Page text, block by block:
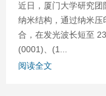
近日，厦门大学研究
纳米结构，通过纳米
合，在发光波长短至
(0001)、(1...
阅读全文